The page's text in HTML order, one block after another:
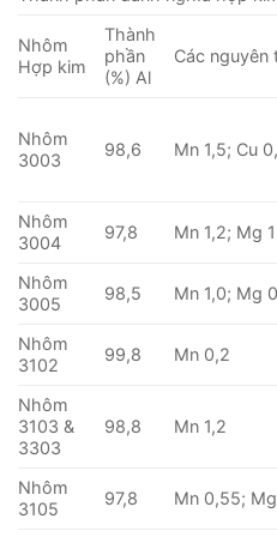
Nhôm
Hợp kim
Thành
phần
(%) Al
Các nguyên
Nhôm
3003
98,6 Mn 1,5; Cu
Nhôm
3004
97,8 Mn 1,2; Mg 1
Nhôm
3005
98,5 Mn 1,0; Mg
Nhôm
3102
99,8 Mn 0,2
Nhôm
3103 &
3303
98,8 Mn 1,2
Nhôm
3105
97,8 Mn 0,55;